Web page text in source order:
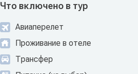
Что включено в тур
Авиаперелет
Проживание в отеле
Трансфер